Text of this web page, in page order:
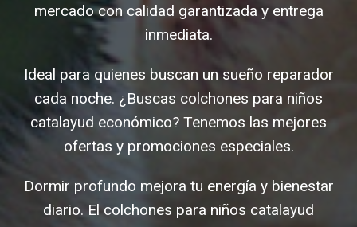
mercado con calidad garantizada y entrega
inmediata.
Ideal para quienes buscan un sueño reparador
cada noche. ¿Buscas colchones para niños
catalayud económico? Tenemos las mejores
ofertas y promociones especiales.
Dormir profundo mejora tu energía y bienestar
diario. El colchones para niños catalayud